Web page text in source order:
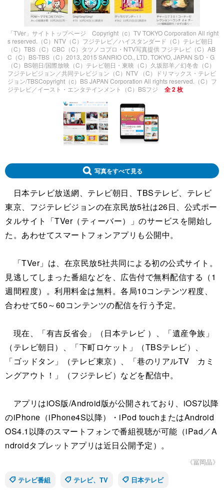
「TVer」サイトトップページ Copyright（c）TV TOKYO Corporation All right
s reserved.（C）NTV（C）フジテレビ／ハイスタンダード（C）テレビ朝日
（C）TBS（C）CBC（C）タツノコプロ・NTV写真提供 フジテレビ（C）AB
C（C）BS-TBS（C）2013, 2015 SANRIO CO., LTD. TOKYO, JAPAN S/D・G
（C）BS朝日/国際放映（C）テレビ朝日・東映（C）久坂部羊／幻冬舎（C）
フジテレビジョン／共同テレビジョン（C）NTV （C）ドリマックス・テレビ
ジョン/TBSCopyright（c）BS JAPAN Corporation All rights reserved.（C）フ
ジテレビ／イースト・エンタテインメント（C）BSフジ
全 2 枚
写真をすべて見る
日本テレビ放送網、テレビ朝日、TBSテレビ、テレビ
東京、フジテレビジョンの在京民放5社は26日、公式ポー
タルサイト「TVer（ティーバー）」のサービスを開始し
た。あわせてスマートフォンアプリも公開中。
「TVer」は、在京民放5社共同による初の公式サイト。
見逃してしまった番組などを、広告付で無料配信する（1
週間程度）。利用料金は無料。各局10コンテンツ程度、
合わせて50～60コンテンツの配信を行う予定。
現在、「有吉反省会」（日本テレビ ）、「遺産争族」
（テレビ朝日）、「下町ロケット」（TBSテレビ）、
「ゴッドタン」（テレビ東京）、「巷のリアルTV カミ
ングアウト！」（フジテレビ）などを配信中。
アプリはiOS版/Android版が公開されており、iOS7以降
のiPhone（iPhone4S以降）・iPod touchまたはAndroid
OS4.1以降のスマートフォンで番組視聴が可能（iPad／A
ndroidタブレットアプリは近日公開予定）。
《冨岡晶》
テレビ番組
テレビ、TV 日本テレビ